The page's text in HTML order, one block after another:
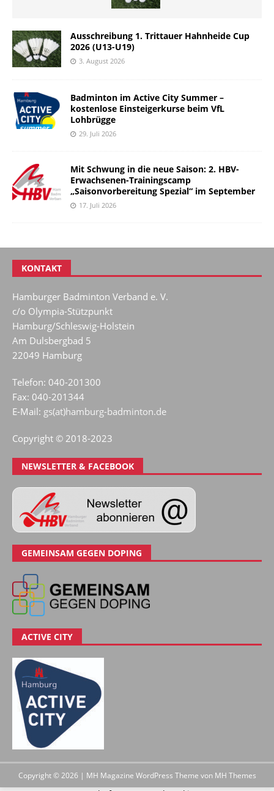
Ausschreibung 1. Trittauer Hahnheide Cup
2026 (U13-U19)
3. August 2026
Badminton im Active City Summer –
kostenlose Einsteigerkurse beim VfL
Lohbrügge
29. Juli 2026
Mit Schwung in die neue Saison: 2. HBV-
Erwachsenen-Trainingscamp
„Saisonvorbereitung Spezial“ im September
17. Juli 2026
KONTAKT
Hamburger Badminton Verband e. V.
c/o Olympia-Stützpunkt
Hamburg/Schleswig-Holstein
Am Dulsbergbad 5
22049 Hamburg
Telefon: 040-201300
Fax: 040-201344
E-Mail: gs(at)hamburg-badminton.de
Copyright © 2018-2023
NEWSLETTER & FACEBOOK
GEMEINSAM GEGEN DOPING
ACTIVE CITY
Copyright © 2026 | MH Magazine WordPress Theme von MH Themes